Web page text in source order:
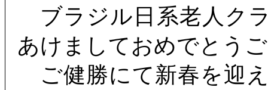
ブラジル日系老人ク
あけましておめでとう
ご健勝にて新春を迎